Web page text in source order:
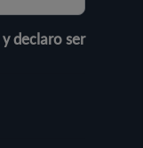
y declaro ser